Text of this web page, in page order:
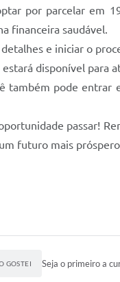
por parcelar em
financeira saudável.
e iniciar o
estará disponível para
também pode entrar
passar!
futuro mais próspero.
GOSTEI Seja o primeiro a